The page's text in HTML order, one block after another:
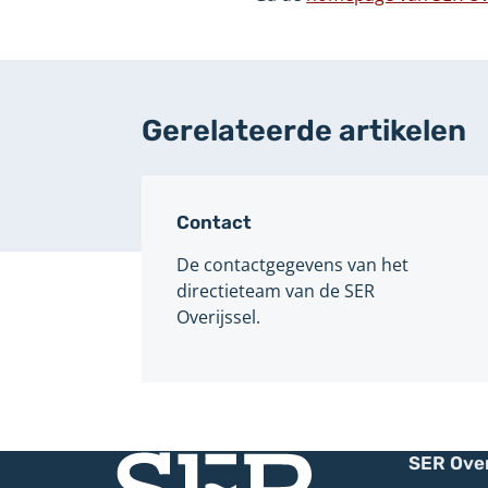
Gerelateerde artikelen
Contact
De contactgegevens van het
directieteam van de SER
Overijssel.
SER